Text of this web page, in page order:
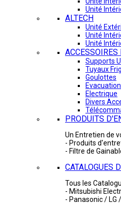
Unité
ALTECH
Unité
Unité
Unité
Supports
Tuyaux
Goulottes
Electrique
Divers
PRODUITS
Un Entretien de
- Produits
- Filtre de
CATALOGUES
Tous les
- Mitsubishi
- Panasonic / LG